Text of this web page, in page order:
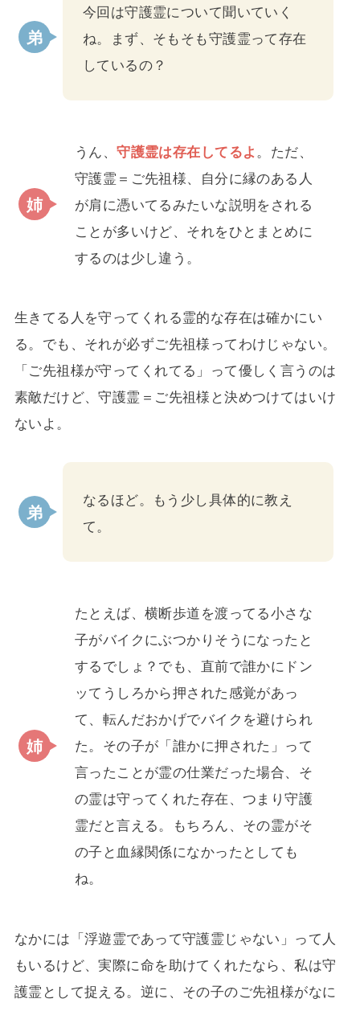
今回は守護霊について聞いていく
ね。まず、そもそも守護霊って存在
しているの？
うん、守護霊は存在してるよ 。ただ、
守護霊＝ご先祖様、自分に縁のある人
が肩に憑いてるみたいな説明をされる
ことが多いけど、それをひとまとめに
するのは少し違う。
生きてる人を守ってくれる霊的な存在は確かにい
る。でも、それが必ずご先祖様ってわけじゃない。
「ご先祖様が守ってくれてる」って優しく言うのは
素敵だけど、守護霊＝ご先祖様と決めつけてはいけ
ないよ。
なるほど。もう少し具体的に教え
て。
たとえば、横断歩道を渡ってる小さな
子がバイクにぶつかりそうになったと
するでしょ？でも、直前で誰かにドン
ッてうしろから押された感覚があっ
て、転んだおかげでバイクを避けられ
た。その子が「誰かに押された」って
言ったことが霊の仕業だった場合、そ
の霊は守ってくれた存在、つまり守護
霊だと言える。もちろん、その霊がそ
の子と血縁関係になかったとしても
ね。
なかには「浮遊霊であって守護霊じゃない」って人
もいるけど、実際に命を助けてくれたなら、私は守
護霊として捉える。逆に、その子のご先祖様がなに